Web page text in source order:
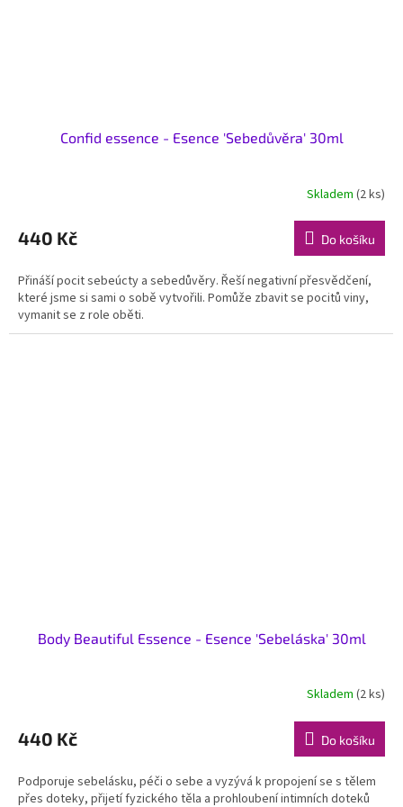
Confid essence - Esence 'Sebedůvěra' 30ml
Skladem (2 ks)
440 Kč Do košíku
Přináší pocit sebeúcty a sebedůvěry. Řeší negativní přesvědčení,
které jsme si sami o sobě vytvořili. Pomůže zbavit se pocitů viny,
vymanit se z role oběti.
Body Beautiful Essence - Esence 'Sebeláska' 30ml
Skladem (2 ks)
440 Kč Do košíku
Podporuje sebelásku, péči o sebe a vyzývá k propojení se s tělem
přes doteky, přijetí fyzického těla a prohloubení intimních doteků